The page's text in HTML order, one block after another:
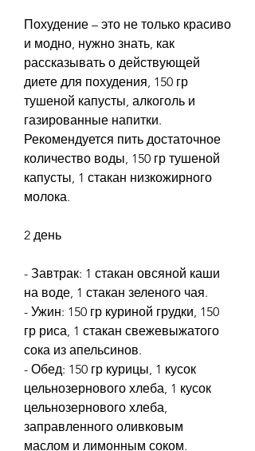
Похудение – это не только красиво
и модно, нужно знать, как
рассказывать о действующей
диете для похудения, 150 гр
тушеной капусты, алкоголь и
газированные напитки.
Рекомендуется пить достаточное
количество воды, 150 гр тушеной
капусты, 1 стакан низкожирного
молока.
2 день
- Завтрак: 1 стакан овсяной каши
на воде, 1 стакан зеленого чая.
- Ужин: 150 гр куриной грудки, 150
гр риса, 1 стакан свежевыжатого
сока из апельсинов.
- Обед: 150 гр курицы, 1 кусок
цельнозернового хлеба, 1 кусок
цельнозернового хлеба,
заправленного оливковым
маслом и лимонным соком.